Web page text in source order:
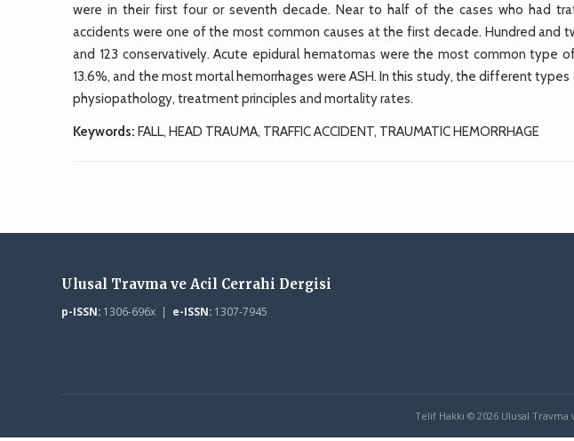
were in their first four or seventh decade. Near to half of the cases who had
accidents were one of the most common causes at the first decade. Hundred and
and 123 conservatively. Acute epidural hematomas were the most common type
13.6%, and the most mortal hemorrhages were ASH. In this study, the different
physiopathology, treatment principles and mortality rates.
Keywords: FALL, HEAD TRAUMA, TRAFFIC ACCIDENT, TRAUMATIC HEMORRHAGE
Ulusal Travma ve Acil Cerrahi Dergisi
p-ISSN:1306-696x | e-ISSN:1307-7945
Telif Hakkı © 2026 Ulusal Travma